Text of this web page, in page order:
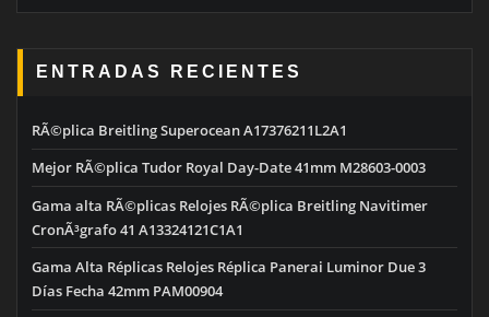
ENTRADAS RECIENTES
RÃ©plica Breitling Superocean A17376211L2A1
Mejor RÃ©plica Tudor Royal Day-Date 41mm M28603-0003
Gama alta RÃ©plicas Relojes RÃ©plica Breitling Navitimer
CronÃ³grafo 41 A13324121C1A1
Gama Alta Réplicas Relojes Réplica Panerai Luminor Due 3
Días Fecha 42mm PAM00904